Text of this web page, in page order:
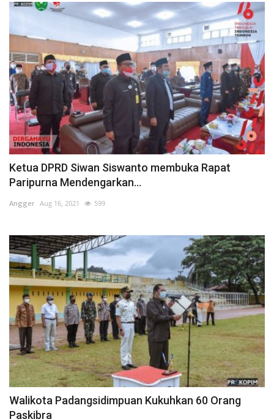
Ketua DPRD Siwan Siswanto membuka Rapat
Paripurna Mendengarkan...
Angger Aug 16, 2021 599
Walikota Padangsidimpuan Kukuhkan 60 Orang
Paskibra